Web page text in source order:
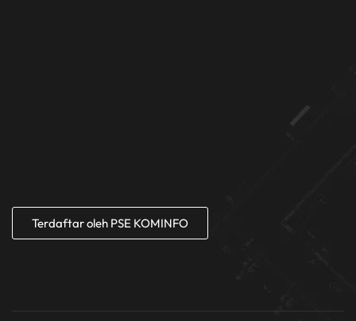
Terdaftar oleh PSE KOMINFO